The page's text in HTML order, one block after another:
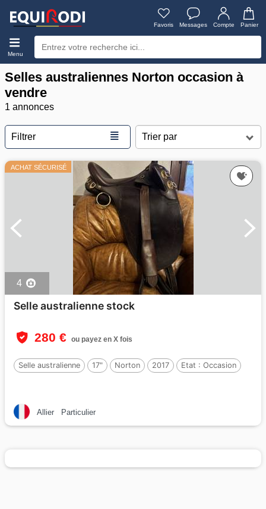
Favoris Messages Compte Panier
Menu
Selles australiennes Norton occasion à
vendre
1 annonces
Filtrer ≣
ACHAT SÉCURISÉ
4
Selle australienne stock
280 € ou payez en X fois
Selle australienne 17" Norton 2017 Etat : Occasion
Allier Particulier